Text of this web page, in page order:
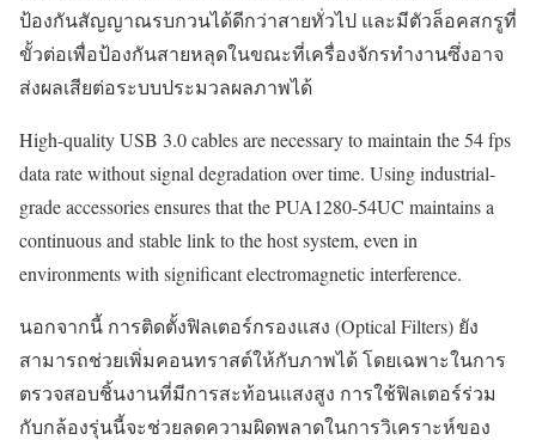
ป้องกันสัญญาณรบกวนได้ดีกว่าสายทั่วไป และมีตัวล็อคสกรูที่
ขั้วต่อเพื่อป้องกันสายหลุดในขณะที่เครื่องจักรทำงานซึ่งอาจ
ส่งผลเสียต่อระบบประมวลผลภาพได้
High-quality USB 3.0 cables are necessary to maintain the 54 fps
data rate without signal degradation over time. Using industrial-
grade accessories ensures that the PUA1280-54UC maintains a
continuous and stable link to the host system, even in
environments with significant electromagnetic interference.
นอกจากนี้ การติดตั้งฟิลเตอร์กรองแสง (Optical Filters) ยัง
สามารถช่วยเพิ่มคอนทราสต์ให้กับภาพได้ โดยเฉพาะในการ
ตรวจสอบชิ้นงานที่มีการสะท้อนแสงสูง การใช้ฟิลเตอร์ร่วม
กับกล้องรุ่นนี้จะช่วยลดความผิดพลาดในการวิเคราะห์ของ